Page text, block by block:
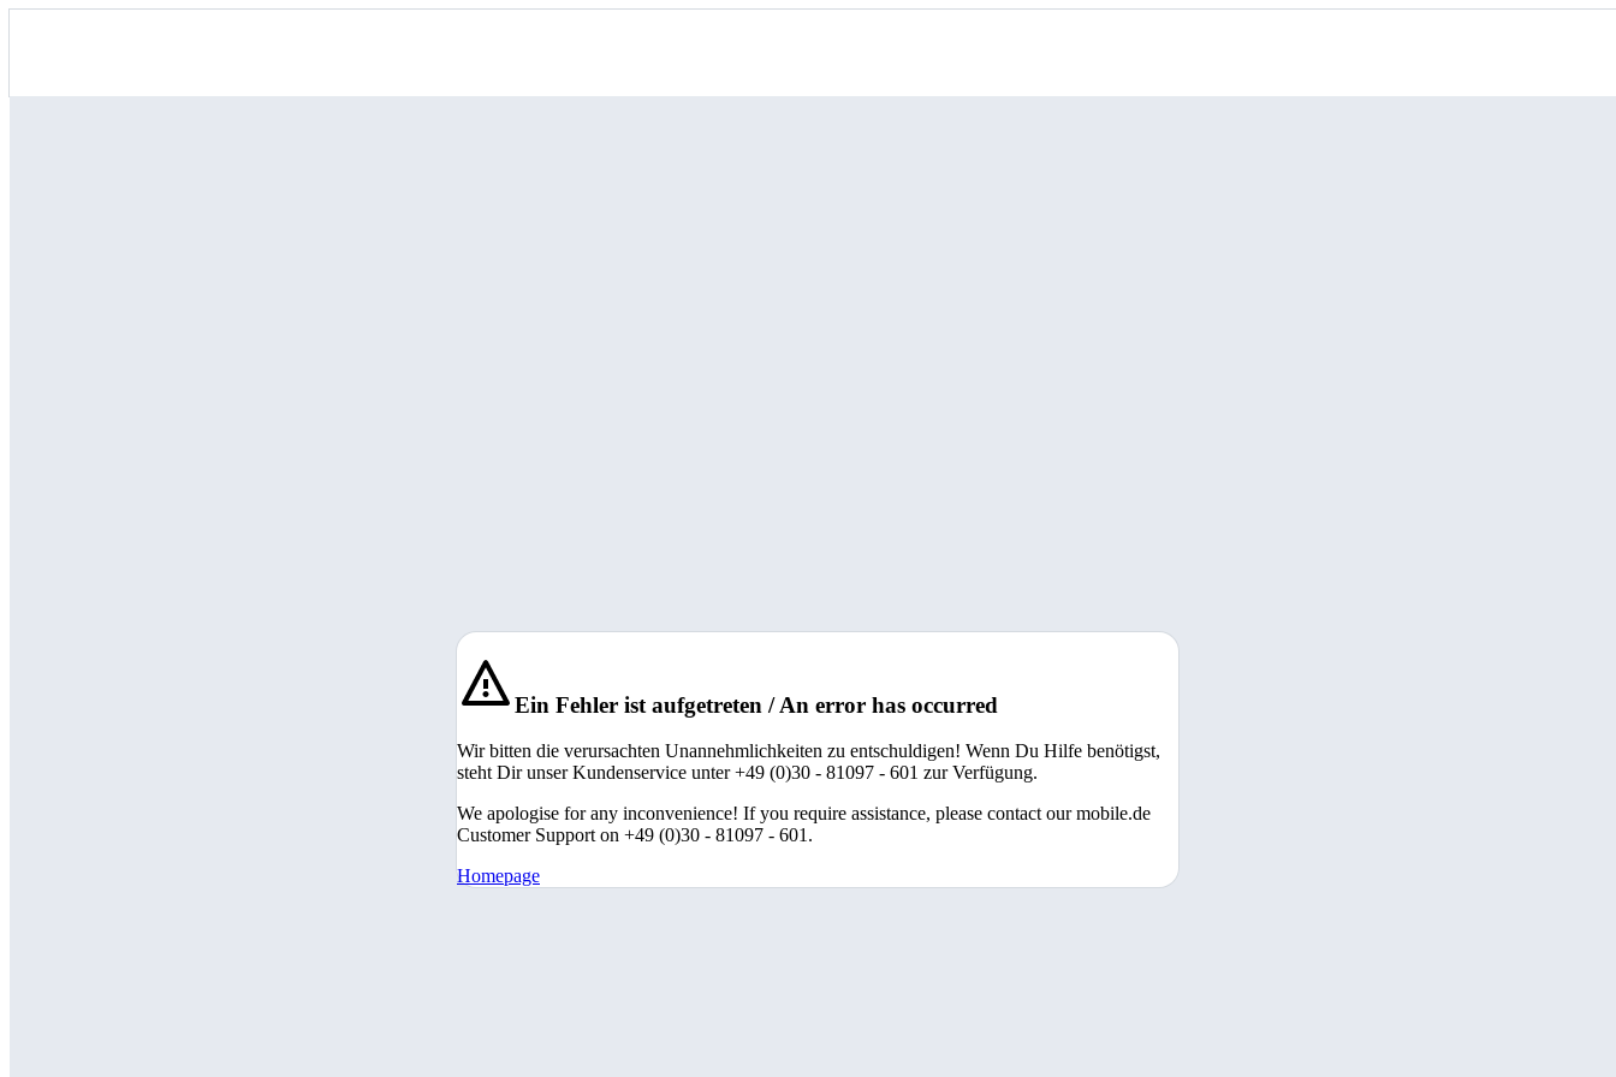
Ein Fehler ist aufgetreten / An error has occurred
Wir bitten die verursachten Unannehmlichkeiten zu entschuldigen! Wenn Du Hilfe benötigst,
steht Dir unser Kundenservice unter +49 (0)30 - 81097 - 601 zur Verfügung.
We apologise for any inconvenience! If you require assistance, please contact our mobile.de
Customer Support on +49 (0)30 - 81097 - 601.
Homepage